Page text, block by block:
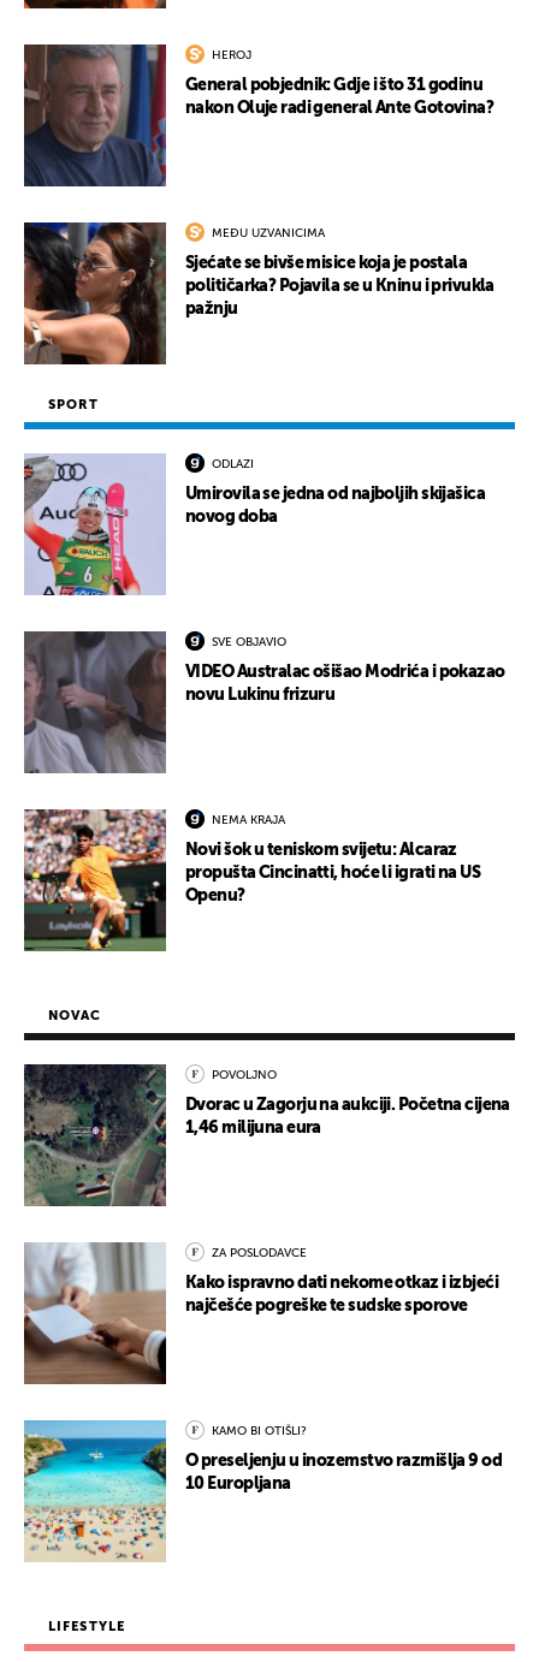
HEROJ
General pobjednik: Gdje i što 31 godinu
nakon Oluje radi general Ante Gotovina?
MEĐU UZVANICIMA
Sjećate se bivše misice koja je postala
političarka? Pojavila se u Kninu i privukla
pažnju
SPORT
ODLAZI
Umirovila se jedna od najboljih skijašica
novog doba
SVE OBJAVIO
VIDEO Australac ošišao Modrića i pokazao
novu Lukinu frizuru
NEMA KRAJA
Novi šok u teniskom svijetu: Alcaraz
propušta Cincinatti, hoće li igrati na US
Openu?
NOVAC
POVOLJNO
Dvorac u Zagorju na aukciji. Početna cijena
1,46 milijuna eura
ZA POSLODAVCE
Kako ispravno dati nekome otkaz i izbjeći
najčešće pogreške te sudske sporove
KAMO BI OTIŠLI?
O preseljenju u inozemstvo razmišlja 9 od
10 Europljana
LIFESTYLE